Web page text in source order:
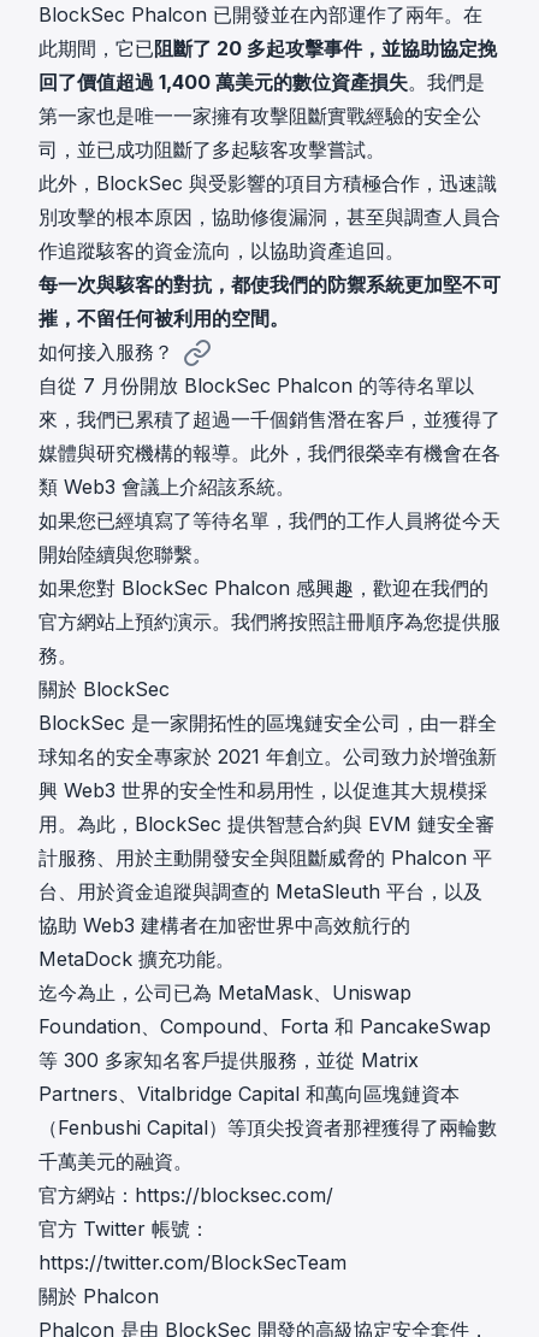
BlockSec Phalcon 已開發並在內部運作了兩年。在
此期間，它已阻斷了 20 多起攻擊事件，並協助協定挽
回了價值超過 1,400 萬美元的數位資產損失。我們是
第一家也是唯一一家擁有攻擊阻斷實戰經驗的安全公
司，並已成功阻斷了多起駭客攻擊嘗試。
此外，BlockSec 與受影響的項目方積極合作，迅速識
別攻擊的根本原因，協助修復漏洞，甚至與調查人員合
作追蹤駭客的資金流向，以協助資產追回。
每一次與駭客的對抗，都使我們的防禦系統更加堅不可
摧，不留任何被利用的空間。
如何接入服務？
自從 7 月份開放 BlockSec Phalcon 的等待名單以
來，我們已累積了超過一千個銷售潛在客戶，並獲得了
媒體與研究機構的報導。此外，我們很榮幸有機會在各
類 Web3 會議上介紹該系統。
如果您已經填寫了等待名單，我們的工作人員將從今天
開始陸續與您聯繫。
如果您對 BlockSec Phalcon 感興趣，歡迎在我們的
官方網站上預約演示。我們將按照註冊順序為您提供服
務。
關於 BlockSec
BlockSec 是一家開拓性的區塊鏈安全公司，由一群全
球知名的安全專家於 2021 年創立。公司致力於增強新
興 Web3 世界的安全性和易用性，以促進其大規模採
用。為此，BlockSec 提供智慧合約與 EVM 鏈安全審
計服務、用於主動開發安全與阻斷威脅的 Phalcon 平
台、用於資金追蹤與調查的 MetaSleuth 平台，以及
協助 Web3 建構者在加密世界中高效航行的
MetaDock 擴充功能。
迄今為止，公司已為 MetaMask、Uniswap
Foundation、Compound、Forta 和 PancakeSwap
等 300 多家知名客戶提供服務，並從 Matrix
Partners、Vitalbridge Capital 和萬向區塊鏈資本
（Fenbushi Capital）等頂尖投資者那裡獲得了兩輪數
千萬美元的融資。
官方網站： https://blocksec.com/
官方 Twitter 帳號：
https://twitter.com/BlockSecTeam
關於 Phalcon
Phalcon 是由 BlockSec 開發的高級協定安全套件，